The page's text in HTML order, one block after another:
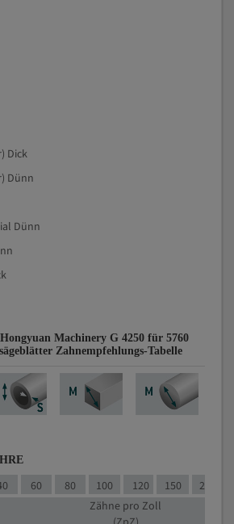
Dick
Dünn
Dünn
Machinery G 4250 für 5760
Zahnempfehlungs-Tabelle
60 80 100 120 150 200
Zähne pro Zoll